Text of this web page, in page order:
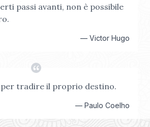
passi avanti, non è possibile
— Victor Hugo
tradire il proprio destino.
— Paulo Coelho